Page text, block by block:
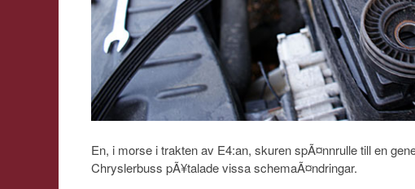
En, i morse i trakten av E4:an, skuren spÃ¤nnrulle till en
Chryslerbuss pÃ¥talade vissa schemaÃ¤ndringar.